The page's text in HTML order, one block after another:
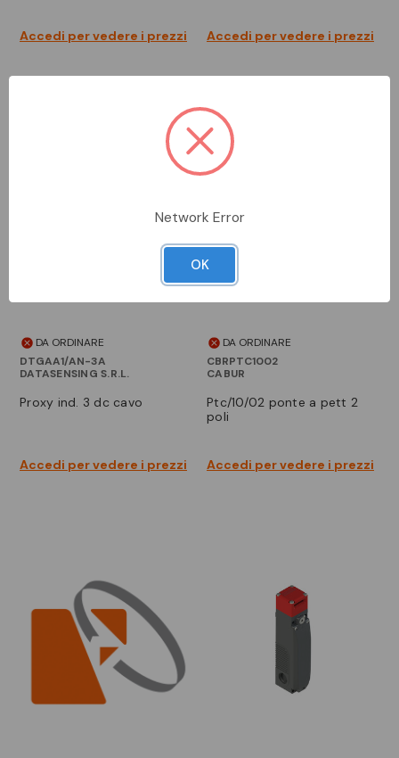
Accedi per vedere i prezzi Accedi per vedere i prezzi
DA ORDINARE
DTGAA1/AN-3A
DATASENSING S.R.L.
proxy ind. 3 dc cavo
Accedi per vedere i prezzi
DA ORDINARE
CBRPTC1002
CABUR
ptc/10/02 ponte a pett 2
poli
Accedi per vedere i prezzi
Network Error
OK